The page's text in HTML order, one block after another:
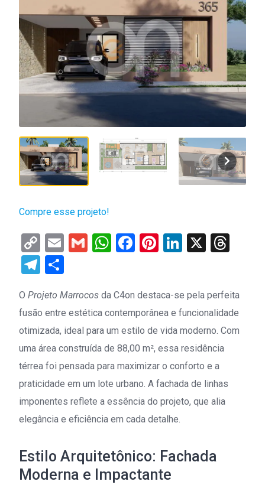
Compre esse projeto!
Copy
Link
EmailGmailWhatsApp
Facebook
Pinterest
LinkedIn
X
Telegram
O Projeto Marrocos da C4on destaca-se pela perfeita
fusão entre estética contemporânea e funcionalidade
otimizada, ideal para um estilo de vida moderno. Com
uma área construída de 88,00 m², essa residência
térrea foi pensada para maximizar o conforto e a
praticidade em um lote urbano. A fachada de linhas
imponentes reflete a essência do projeto, que alia
elegância e eficiência em cada detalhe.
Estilo Arquitetônico: Fachada
Moderna e Impactante